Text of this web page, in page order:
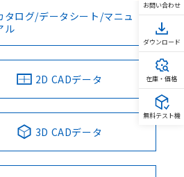
タログ/データシート/マニュ
ル
2D CADデータ
3D CADデータ
お問い合わせ
ダウンロード
在庫・価格
無料テスト機